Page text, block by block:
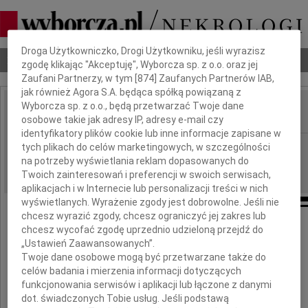
Nekrologi Odeszli Poradnik pogrzebowy
IMIĘ I NAZWISKO:
REGION: Poznań
DATA EMISJI: 22.08.2022
Najserdeczniejsze wyrazy współczucia
Marcinowi Bosackiemu
Dbamy o Twoją prywatność
Droga Użytkowniczko, Drogi Użytkowniku, jeśli wyrazisz
zgodę klikając "Akceptuję", Wyborcza sp. z o.o. oraz jej
Zaufani Partnerzy, w tym [874 ] Zaufanych Partnerów IAB,
jak również Agora S.A. będąca spółką powiązaną z
Wyborcza sp. z o.o., będą przetwarzać Twoje dane
osobowe takie jak adresy IP, adresy e-mail czy
identyfikatory plików cookie lub inne informacje zapisane w
tych plikach do celów marketingowych, w szczególności
na potrzeby wyświetlania reklam dopasowanych do
Twoich zainteresowań i preferencji w swoich serwisach,
aplikacjach i w Internecie lub personalizacji treści w nich
wyświetlanych. Wyrażenie zgody jest dobrowolne. Jeśli nie
chcesz wyrazić zgody, chcesz ograniczyć jej zakres lub
chcesz wycofać zgodę uprzednio udzieloną przejdź do
„Ustawień Zaawansowanych”.
Twoje dane osobowe mogą być przetwarzane także do
celów badania i mierzenia informacji dotyczących
funkcjonowania serwisów i aplikacji lub łączone z danymi
dot. świadczonych Tobie usług. Jeśli podstawą